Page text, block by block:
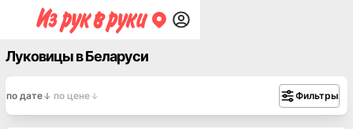
Луковицы в Беларуси
по дате по цене Фильтры